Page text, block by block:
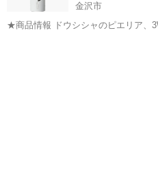
金沢市
★商品情報 ドウシシャのピエリア、